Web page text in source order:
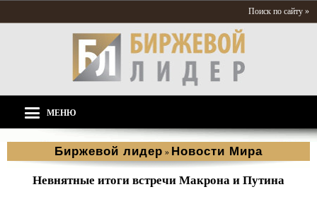
Поиск по сайту »
МЕНЮ
Биржевой лидер » Новости Мира
Невнятные итоги встречи Макрона и Путина